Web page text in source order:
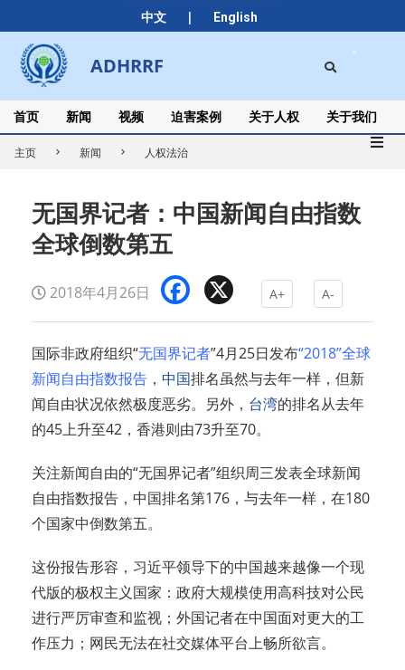
中文 | English
to
content
ADHRRF
Secondary
Navigation
Menu
首页 新闻 视频 迫害案例 关于人权 关于我们
主页 新闻 人权法治
无国界记者：中国新闻自由指数
全球倒数第五
2018年4月26日 Facebook A+ A-
国际非政府组织“无国界记者”4月25日发布“2018”全球
新闻自由指数报告 ， 中国排名虽然与去年一样，但新
闻自由状况依然极度恶劣。另外， 台湾的排名从去年
的45上升至42，香港则由73升至70。
关注新闻自由的“无国界记者”组织周三发表全球新闻
自由指数报告，中国排名第176，与去年一样，在180
个国家中倒数第五。
这份报告形容，习近平领导下的中国越来越像一个现
代版的极权主义国家：政府大规模使用高科技对公民
进行严厉审查和监视；外国记者在中国面对更大的工
作压力；网民无法在社交媒体平台上畅所欲言。